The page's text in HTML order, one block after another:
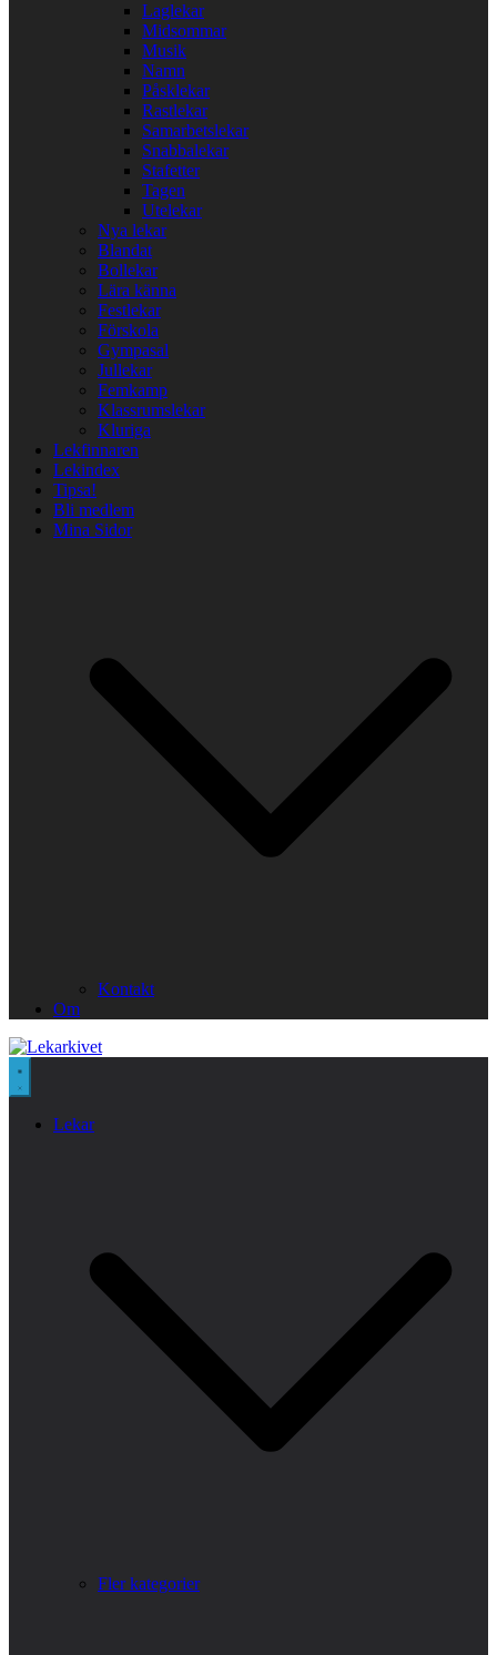
Laglekar
Midsommar
Musik
Namn
Påsklekar
Rastlekar
Samarbetslekar
Snabbalekar
Stafetter
Tagen
Utelekar
Nya lekar
Blandat
Bollekar
Lära känna
Festlekar
Förskola
Gympasal
Jullekar
Femkamp
Klassrumslekar
Kluriga
Lekfinnaren
Lekindex
Tipsa!
Bli medlem
Mina Sidor
Kontakt
Om
Lekar
Fler kategorier